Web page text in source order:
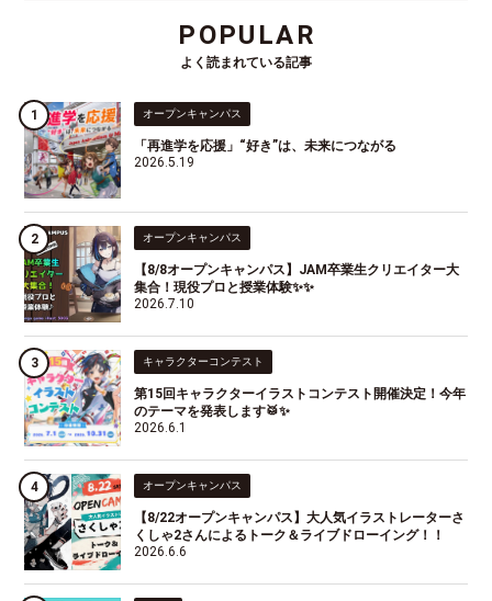
POPULAR
よく読まれている記事
オープンキャンパス
「再進学を応援」“好き”は、未来につながる
2026.5.19
オープンキャンパス
【8/8オープンキャンパス】JAM卒業生クリエイター大
集合！現役プロと授業体験✨✨
2026.7.10
キャラクターコンテスト
第15回キャラクターイラストコンテスト開催決定！今年
のテーマを発表します🥁✨
2026.6.1
オープンキャンパス
【8/22オープンキャンパス】大人気イラストレーターさ
くしゃ2さんによるトーク＆ライブドローイング！！
2026.6.6